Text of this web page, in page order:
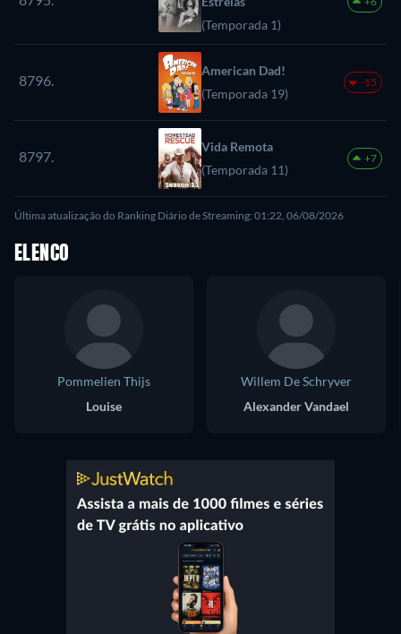
(Temporada 1)
8796.
American Dad!
(Temporada 19)
-15
8797.
Vida Remota
(Temporada 11)
+7
Última atualização do Ranking Diário de Streaming: 01:22, 06/08/2026
ELENCO
Pommelien Thijs
Louise
Willem De Schryver
Alexander Vandael